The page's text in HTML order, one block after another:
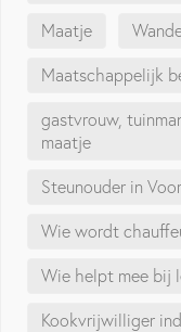
Maatje
Maatschappelijk
gastvrouw,
maatje
Steunouder in
Wie wordt
Wie helpt mee bij
Kookvrijwilliger